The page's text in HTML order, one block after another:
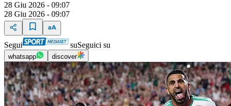
28 Giu 2026 - 09:07
28 Giu 2026 - 09:07
Segui suSeguici su
whatsapp discover